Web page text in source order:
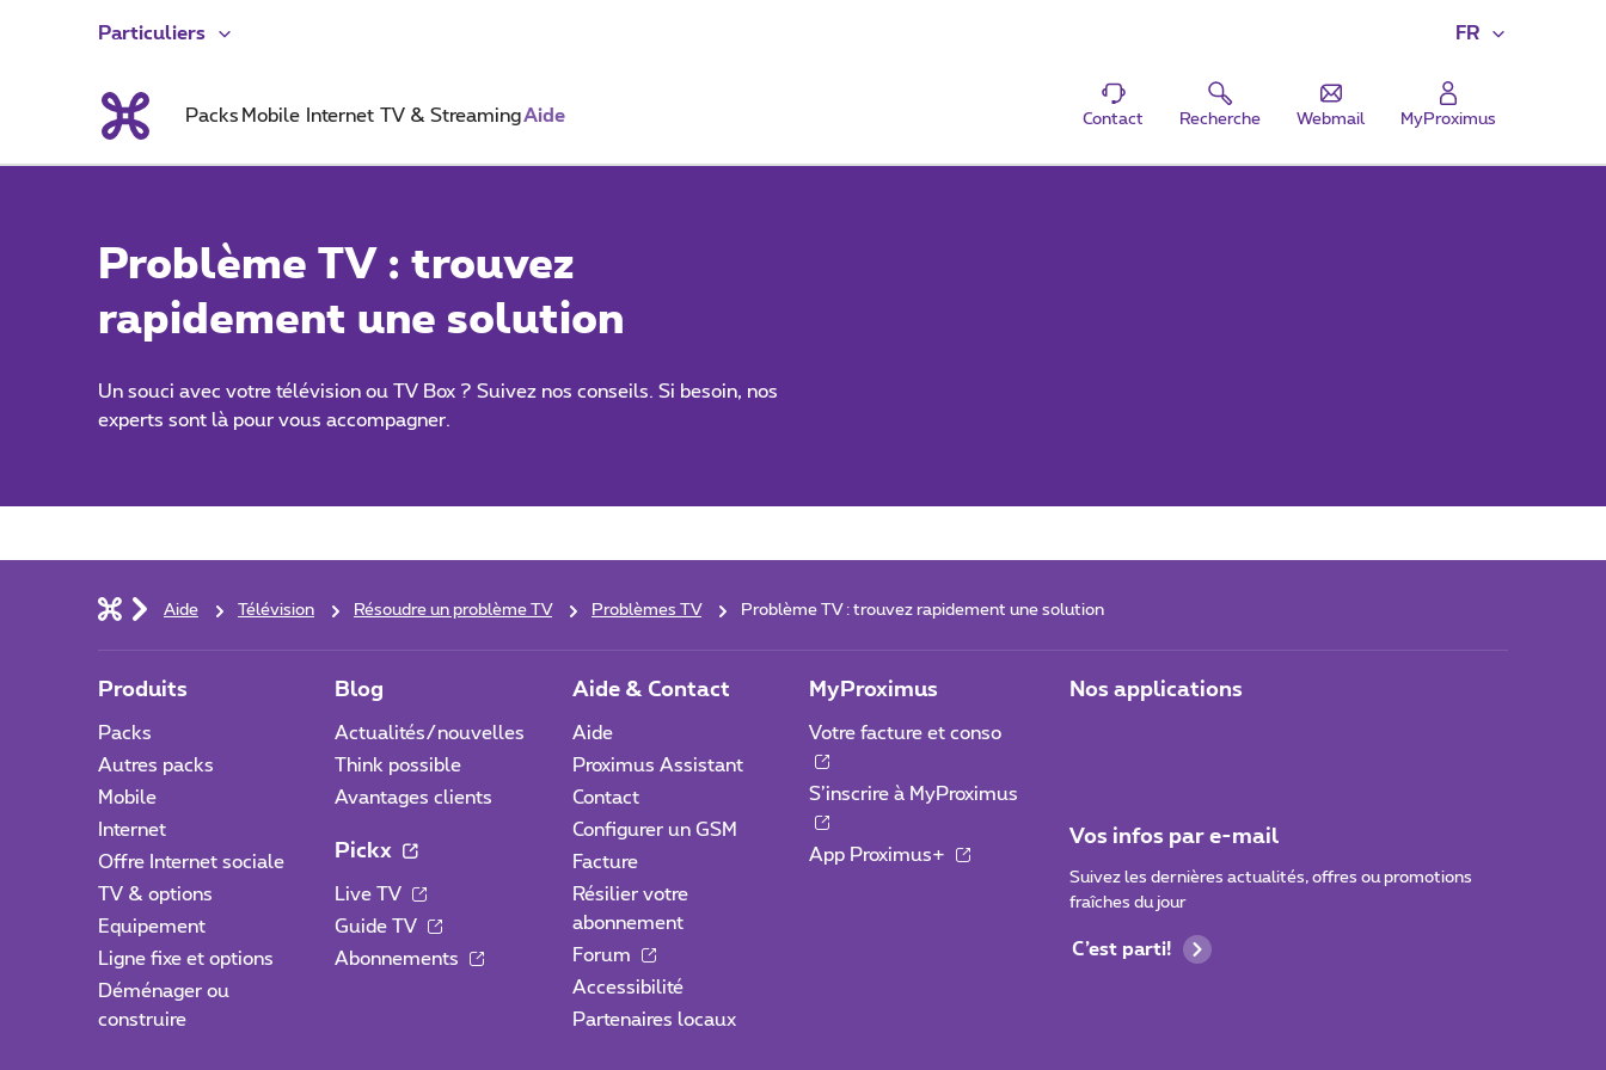
FR
Particuliers
Packs Mobile Internet TV & StreamingAide Contact Recherche Webmail MyProximus
Problème TV : trouvez
rapidement une solution
Un souci avec votre télévision ou TV Box ? Suivez nos conseils. Si besoin, nos
experts sont là pour vous accompagner.
Aide Télévision Résoudre un problème TV Problèmes TV Problème TV : trouvez rapidement une solution
Produits
Packs
Autres packs
Mobile
Internet
Offre Internet sociale
TV & options
Equipement
Ligne fixe et options
Déménager ou
construire
Blog
Actualités/nouvelles
Think possible
Avantages clients
Pickx
Live TV
Guide TV
Abonnements
Aide & Contact
Aide
Proximus Assistant
Contact
Configurer un GSM
Facture
Résilier votre
abonnement
Forum
Accessibilité
Partenaires locaux
MyProximus
Votre facture et conso
S’inscrire à MyProximus
App Proximus+
Nos applications
Vos infos par e-mail
Suivez les dernières actualités, offres ou promotions
fraîches du jour
C’est parti!